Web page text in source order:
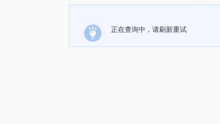
正在查询中，请刷新重试